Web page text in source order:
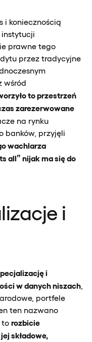
i koniecznością
prawne tego
przez tradycyjne
wśród
to przestrzeń
zarezerwowane
na rynku
banków, przyjęli
wachlarza
all” nijak ma się do
i
i
w danych niszach
portfele
ten nazwano
to rozbicie
składowe,